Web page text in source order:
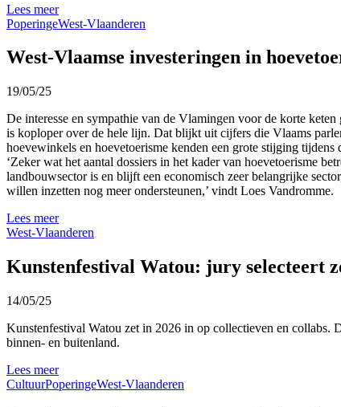
Lees meer
PoperingeWest-Vlaanderen
West-Vlaamse investeringen in
19/05/25
De interesse en sympathie van de Vlamingen voor de korte
is koploper over de hele lijn. Dat blijkt uit cijfers die Vlaams
hoevewinkels en hoevetoerisme kenden een grote stijging
‘Zeker wat het aantal dossiers in het kader van hoevetoerisme
landbouwsector is en blijft een economisch zeer belangrijke
willen inzetten nog meer ondersteunen,’ vindt Loes Vandromme.
Lees meer
West-Vlaanderen
Kunstenfestival Watou: jury selecteert
14/05/25
Kunstenfestival Watou zet in 2026 in op collectieven en collabs.
binnen- en buitenland.
Lees meer
CultuurPoperingeWest-Vlaanderen